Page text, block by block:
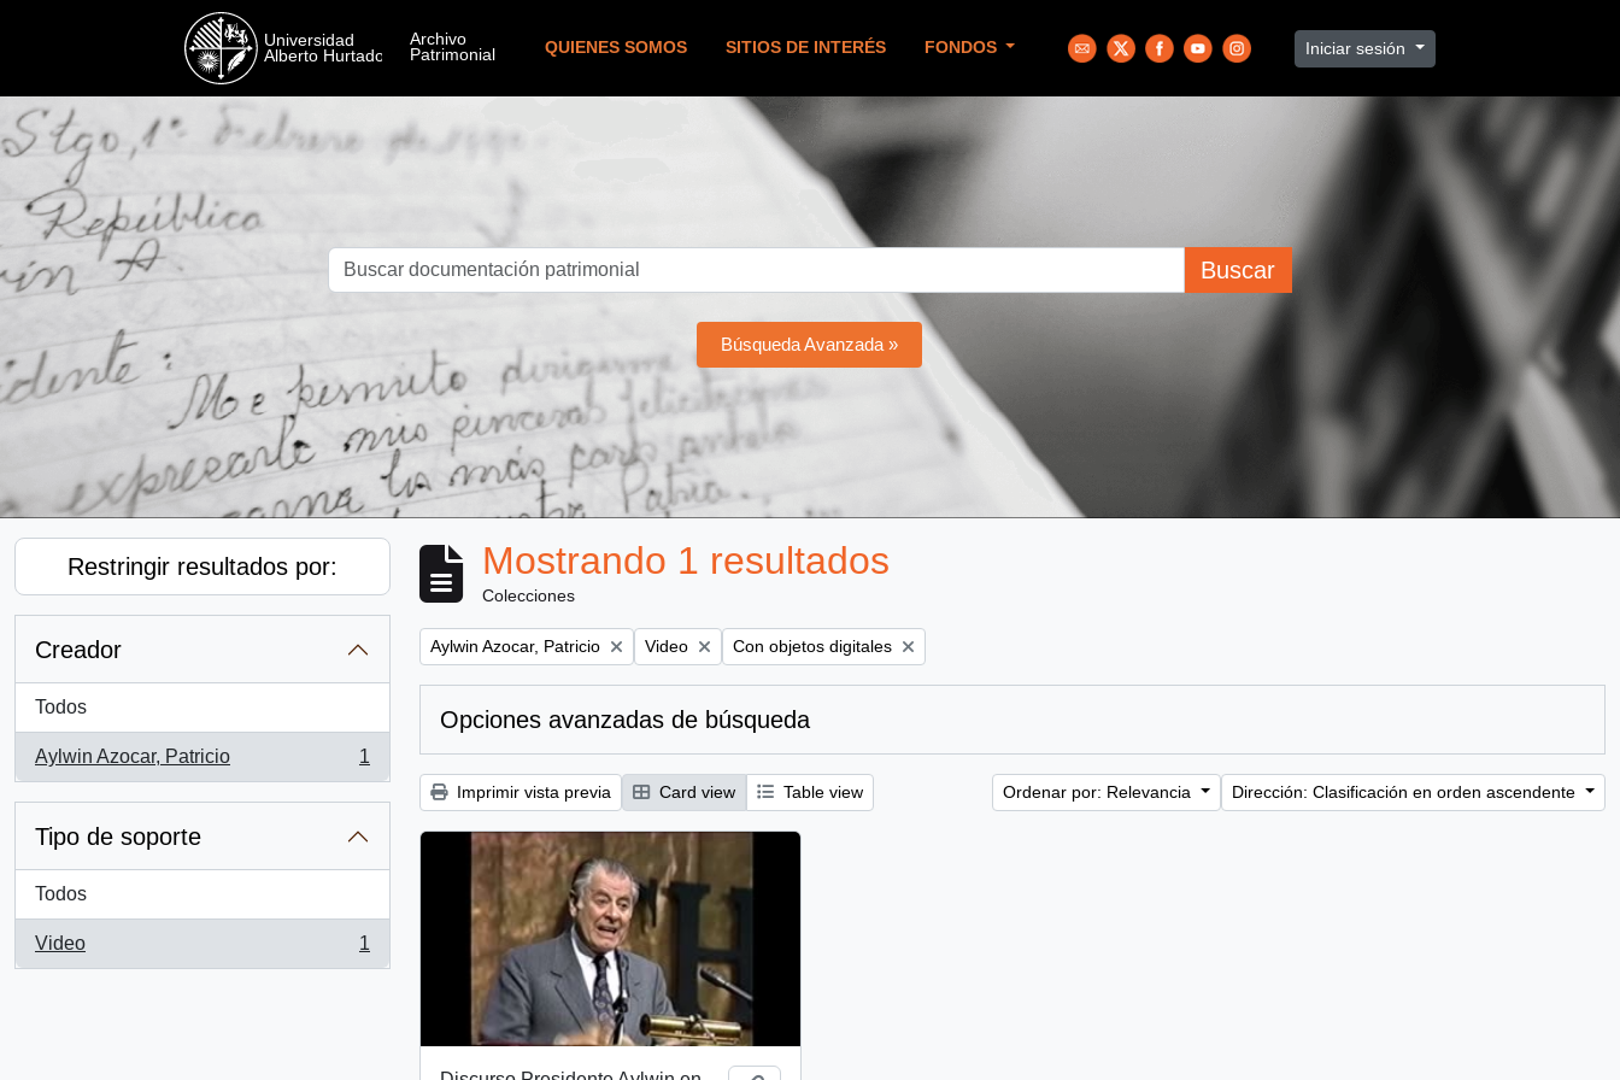
QUIENES SOMOS SITIOS DE INTERÉS FONDOS Iniciar sesión
Buscar
Búsqueda Avanzada »
Restringir resultados por:
Creador
Todos
Aylwin Azocar, Patricio
, 1 resultados
1
Tipo de soporte
Todos
Video
, 1 resultados
1
Mostrando 1 resultados
Colecciones
Remove filter:
Aylwin Azocar, Patricio Remove filter:
Video Remove filter:
Con objetos digitales
Opciones avanzadas de búsqueda
Imprimir vista previa Card view Table view Ordenar por: Relevancia Dirección: Clasificación en orden ascendente